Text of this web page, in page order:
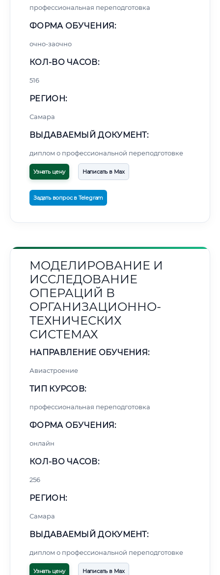
профессиональная переподготовка
ФОРМА ОБУЧЕНИЯ:
очно-заочно
КОЛ-ВО ЧАСОВ:
516
РЕГИОН:
Самара
ВЫДАВАЕМЫЙ ДОКУМЕНТ:
диплом о профессиональной переподготовке
Узнать цену Написать в Max
Задать вопрос в Telegram
МОДЕЛИРОВАНИЕ И
ИССЛЕДОВАНИЕ
ОПЕРАЦИЙ В
ОРГАНИЗАЦИОННО-
ТЕХНИЧЕСКИХ
СИСТЕМАХ
НАПРАВЛЕНИЕ ОБУЧЕНИЯ:
Авиастроение
ТИП КУРСОВ:
профессиональная переподготовка
ФОРМА ОБУЧЕНИЯ:
онлайн
КОЛ-ВО ЧАСОВ:
256
РЕГИОН:
Самара
ВЫДАВАЕМЫЙ ДОКУМЕНТ:
диплом о профессиональной переподготовке
Узнать цену Написать в Max